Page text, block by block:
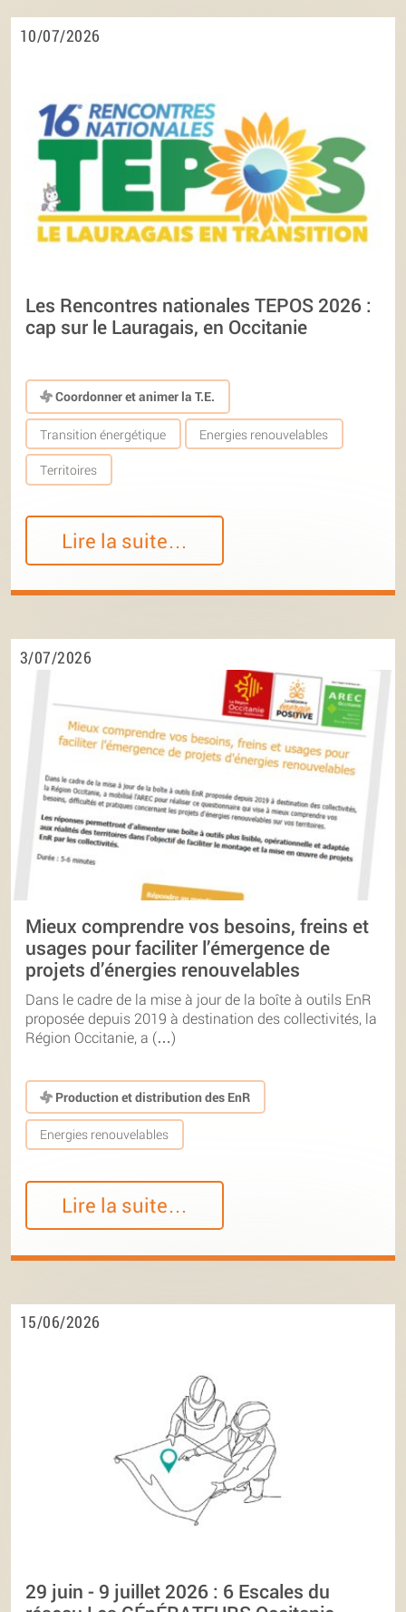
10/07/2026
Les Rencontres nationales TEPOS 2026 :
cap sur le Lauragais, en Occitanie
Coordonner et animer la T.E.
Transition énergétique Energies renouvelables
Territoires
Lire la suite…
3/07/2026
Mieux comprendre vos besoins, freins et
usages pour faciliter l’émergence de
projets d’énergies renouvelables
Dans le cadre de la mise à jour de la boîte à outils EnR
proposée depuis 2019 à destination des collectivités, la
Région Occitanie, a (…)
Production et distribution des EnR
Energies renouvelables
Lire la suite…
15/06/2026
29 juin - 9 juillet 2026 : 6 Escales du